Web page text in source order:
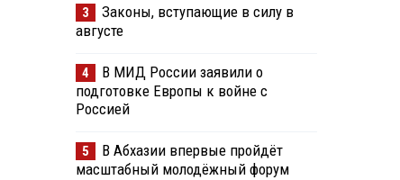
3
Законы, вступающие в силу в
августе
4
В МИД России заявили о
подготовке Европы к войне с
Россией
5
В Абхазии впервые пройдёт
масштабный молодёжный форум